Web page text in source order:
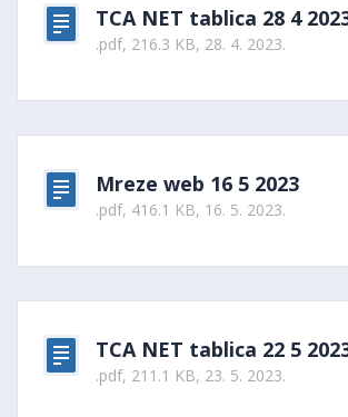
TCA NET tablica 28 4
.pdf, 216.3 KB, 28. 4. 2023.
Mreze web 16 5 2023
.pdf, 416.1 KB, 16. 5. 2023.
TCA NET tablica 22 5
.pdf, 211.1 KB, 23. 5. 2023.